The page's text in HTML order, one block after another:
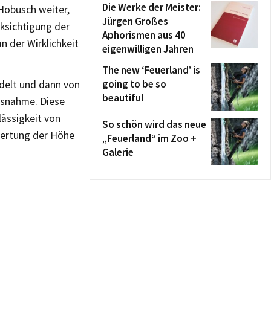
weiter,
der
der Wirklichkeit
und dann von
Diese
von
der Höhe
Die Werke der Meister:
Jürgen Großes
Aphorismen aus 40
eigenwilligen Jahren
The new ‘Feuerland’ is
going to be so
beautiful
So schön wird das neue
„Feuerland“ im Zoo +
Galerie